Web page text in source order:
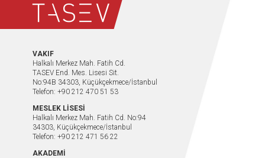
VAKIF
Halkalı Merkez Mah. Fatih Cd.
TASEV End. Mes. Lisesi Sit.
No:94B 34303, Küçükçekmece/İstanbul
Telefon: +90 212 470 51 53
MESLEK LİSESİ
Halkalı Merkez Mah. Fatih Cd. No:94
34303, Küçükçekmece/İstanbul
Telefon: +90 212 471 56 22
AKADEMİ